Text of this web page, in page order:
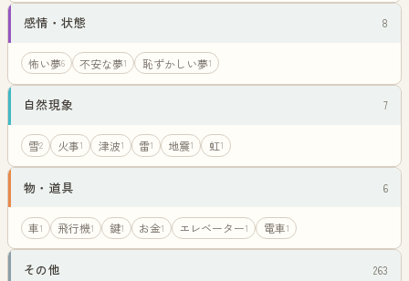
感情・状態 8
怖い夢6 不安な夢1 恥ずかしい夢1
自然現象 7
雪2 火事1 津波1 雷1 地震1 虹1
物・道具 6
車1 飛行機1 鍵1 お金1 エレベーター1 電車1
その他 263